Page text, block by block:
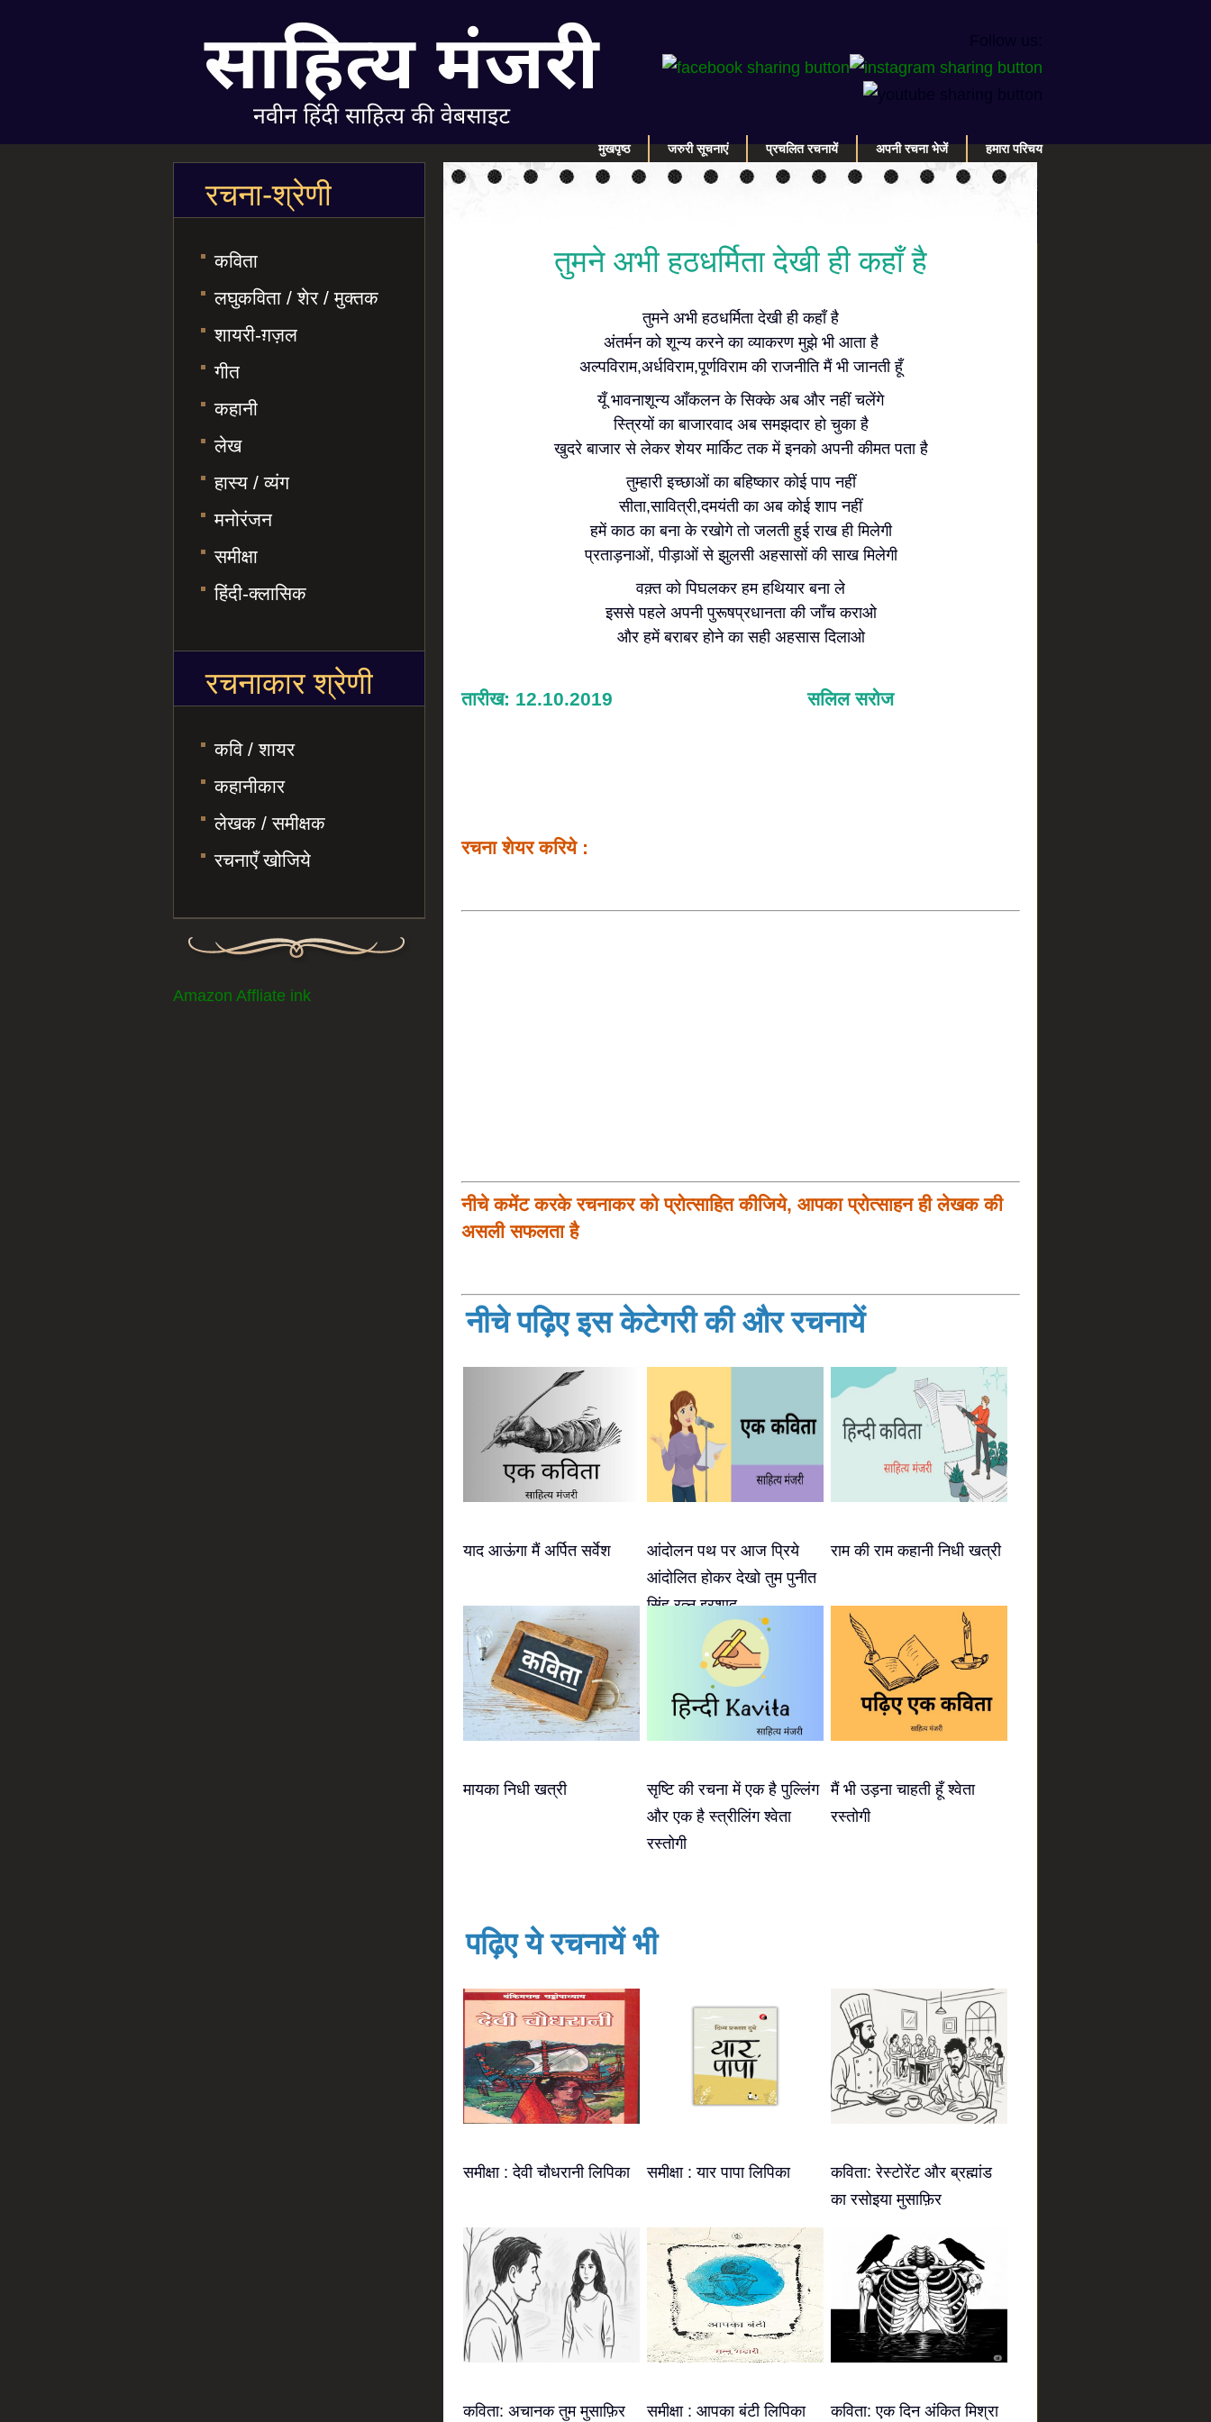
मुखपृष्ठ जरुरी सूचनाएं प्रचलित रचनायें अपनी रचना भेजें हमारा परिचय
तुमने अभी हठधर्मिता देखी ही कहाँ है
तुमने अभी हठधर्मिता देखी ही कहाँ है
अंतर्मन को शून्य करने का व्याकरण मुझे भी आता है
अल्पविराम,अर्धविराम,पूर्णविराम की राजनीति मैं भी जानती हूँ
यूँ भावनाशून्य आँकलन के सिक्के अब और नहीं चलेंगे
स्त्रियों का बाजारवाद अब समझदार हो चुका है
खुदरे बाजार से लेकर शेयर मार्किट तक में इनको अपनी कीमत पता है
तुम्हारी इच्छाओं का बहिष्कार कोई पाप नहीं
सीता,सावित्री,दमयंती का अब कोई शाप नहीं
हमें काठ का बना के रखोगे तो जलती हुई राख ही मिलेगी
प्रताड़नाओं, पीड़ाओं से झुलसी अहसासों की साख मिलेगी
वक़्त को पिघलकर हम हथियार बना ले
इससे पहले अपनी पुरूषप्रधानता की जाँच कराओ
और हमें बराबर होने का सही अहसास दिलाओ
तारीख: 12.10.2019 सलिल सरोज
रचना शेयर करिये :
नीचे कमेंट करके रचनाकर को प्रोत्साहित कीजिये, आपका प्रोत्साहन ही लेखक की
असली सफलता है
नीचे पढ़िए इस केटेगरी की और रचनायें
याद आऊंगा मैं अर्पित सर्वेश
आंदोलन पथ पर आज प्रिये
आंदोलित होकर देखो तुम पुनीत
सिंह रत्नु इरशाद
राम की राम कहानी निधी खत्री
मायका निधी खत्री
सृष्टि की रचना में एक है पुल्लिंग
और एक है स्त्रीलिंग श्वेता
रस्तोगी
मैं भी उड़ना चाहती हूँ श्वेता
रस्तोगी
पढ़िए ये रचनायें भी
समीक्षा : देवी चौधरानी लिपिका समीक्षा : यार पापा लिपिका
कविता: रेस्टोरेंट और ब्रह्मांड
का रसोइया मुसाफ़िर
कविता: अचानक तुम मुसाफ़िर समीक्षा : आपका बंटी लिपिका कविता: एक दिन अंकित मिश्रा
रचना-श्रेणी
कविता
लघुकविता / शेर / मुक्तक
शायरी-ग़ज़ल
गीत
कहानी
लेख
हास्य / व्यंग
मनोरंजन
समीक्षा
हिंदी-क्लासिक
रचनाकार श्रेणी
कवि / शायर
कहानीकार
लेखक / समीक्षक
रचनाएँ खोजिये
Amazon Affliate ink